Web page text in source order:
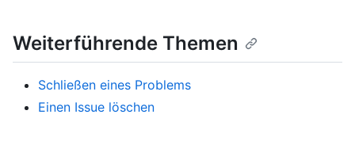
Weiterführende Themen
Schließen eines Problems
Einen Issue löschen